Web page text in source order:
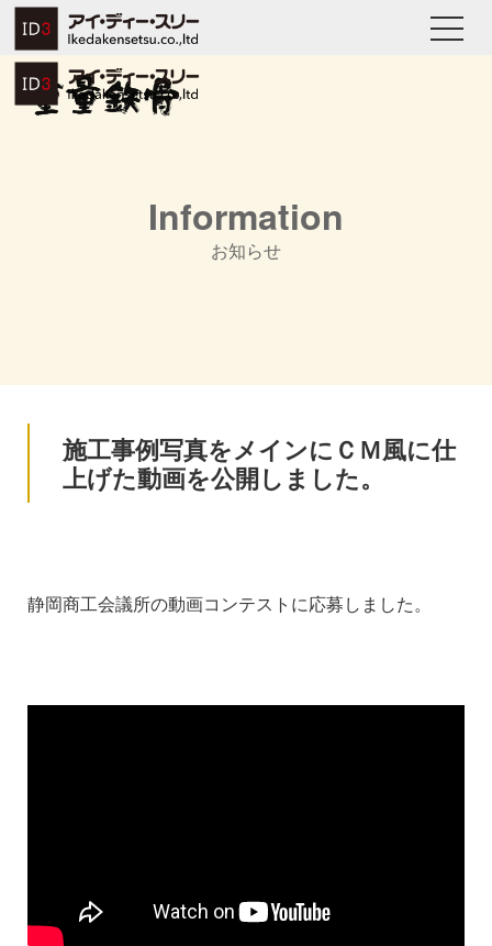
Information
お知らせ
施工事例写真をメインにＣＭ風に仕
上げた動画を公開しました。
静岡商工会議所の動画コンテストに応募しました。